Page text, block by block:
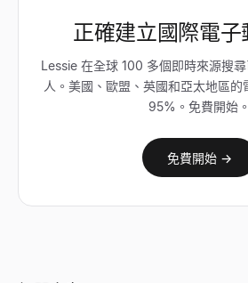
正確建立國際電子
Lessie 在全球 100 多個即時來源搜
人。美國、歐盟、英國和亞太地區的
95%。免費開始。
免費開始 →